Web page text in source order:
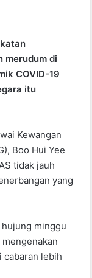
merudum di
COVID-19
itu
Kewangan
Boo Hui Yee
tidak jauh
yang
minggu
cabaran lebih